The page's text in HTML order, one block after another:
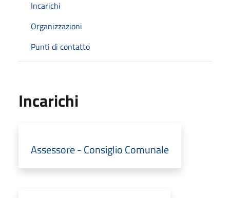
Incarichi
Organizzazioni
Punti di contatto
Incarichi
Assessore - Consiglio Comunale